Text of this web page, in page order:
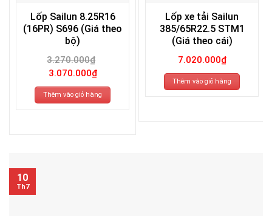
Lốp Sailun 8.25R16
(16PR) S696 (Giá theo
bộ)
3.270.000₫
Giá
gốc
là:
3.270.000₫.
3.070.000₫Giá
hiện
tại
là:
3.070.000₫.
Thêm vào giỏ hàng
Lốp xe tải Sailun
385/65R22.5 STM1
(Giá theo cái)
7.020.000₫
Thêm vào giỏ hàng
10
Th7